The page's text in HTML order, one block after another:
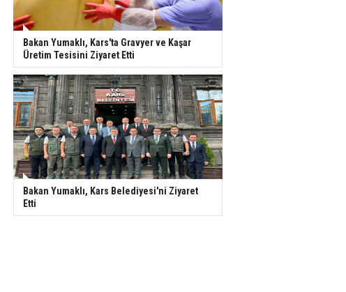
Bakan Yumaklı, Kars'ta Gravyer ve Kaşar
Üretim Tesisini Ziyaret Etti
Bakan Yumaklı, Kars Belediyesi'ni Ziyaret
Etti